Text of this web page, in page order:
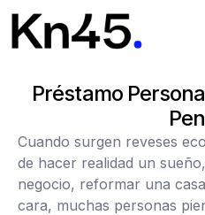
Préstamo
Cuando surgen reveses
de hacer realidad un
negocio, reformar una
cara, muchas personas